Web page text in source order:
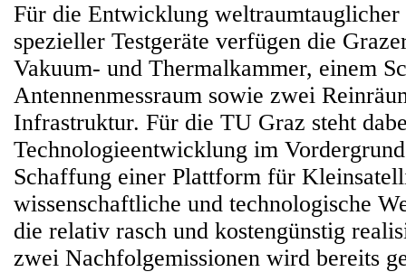
Für die Entwicklung
spezieller Testgeräte verfügen die
Vakuum- und Thermalkammer, einem
Antennenmessraum sowie zwei
Infrastruktur. Für die TU Graz steht
Technologieentwicklung im
Schaffung einer Plattform für
wissenschaftliche und technologische
die relativ rasch und kostengünstig
zwei Nachfolgemissionen wird bereits